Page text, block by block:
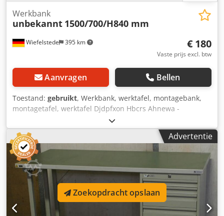
Wiefelstede 395 km
Werkbank
unbekannt 1500/700/H840 mm
€ 180
Vaste prijs excl. btw
Aanvragen Bellen
Toestand: gebruikt, Werkbank, werktafel, montagebank,
montagetafel, werktafel Djdpfxon Hbcrs Ahnewa -
Werkbank: stevige constructie -breedte: 1500 mm -diepte:
700 mm -Hoogte: 840 mm -Gewicht: 48 kg
Advertentie
Zoekopdracht opslaan